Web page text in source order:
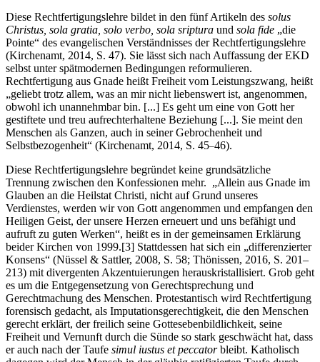
Diese Rechtfertigungslehre bildet in den fünf Artikeln des solus
Christus, sola gratia, solo verbo, sola sriptura und sola fide „die
Pointe“ des evangelischen Verständnisses der Rechtfertigungslehre
(Kirchenamt, 2014, S. 47). Sie lässt sich nach Auffassung der EKD
selbst unter spätmodernen Bedingungen reformulieren.
Rechtfertigung aus Gnade heißt Freiheit vom Leistungszwang, heißt
„geliebt trotz allem, was an mir nicht liebenswert ist, angenommen,
obwohl ich unannehmbar bin. [...] Es geht um eine von Gott her
gestiftete und treu aufrechterhaltene Beziehung [...]. Sie meint den
Menschen als Ganzen, auch in seiner Gebrochenheit und
Selbstbezogenheit“ (Kirchenamt, 2014, S. 45–46).
Diese Rechtfertigungslehre begründet keine grundsätzliche
Trennung zwischen den Konfessionen mehr. „Allein aus Gnade im
Glauben an die Heilstat Christi, nicht auf Grund unseres
Verdienstes, werden wir von Gott angenommen und empfangen den
Heiligen Geist, der unsere Herzen erneuert und uns befähigt und
aufruft zu guten Werken“, heißt es in der gemeinsamen Erklärung
beider Kirchen von 1999.[3] Stattdessen hat sich ein „differenzierter
Konsens“ (Nüssel & Sattler, 2008, S. 58; Thönissen, 2016, S. 201–
213) mit divergenten Akzentuierungen heraus­kristallisiert. Grob geht
es um die Entgegensetzung von Gerechtsprechung und
Gerechtmachung des Menschen. Protestantisch wird Rechtfertigung
foren­sisch gedacht, als Imputationsgerechtigkeit, die den Menschen
gerecht erklärt, der freilich seine Gottesebenbildlichkeit, seine
Freiheit und Vernunft durch die Sünde so stark geschwächt hat, dass
er auch nach der Taufe simul iustus et peccatorbleibt. Katholisch